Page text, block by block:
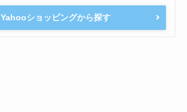
Yahooショッピングから探す